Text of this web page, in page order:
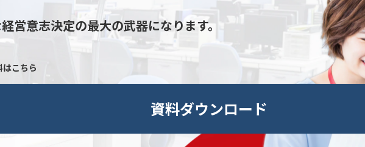
営意志決定の最大の武器になります。
こちら
資料ダウンロード